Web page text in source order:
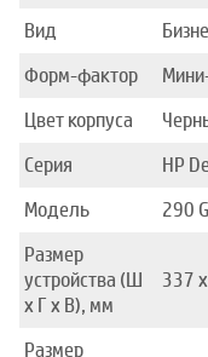
Вид
Форм-фактор
Цвет корпуса
Серия
HP
Модель
290
Размер
устройства (Ш
x Г x В), мм
337
Размер